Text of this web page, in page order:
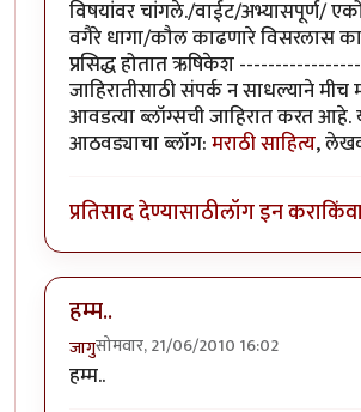
विषयांवर चांगले./वाईट/अभ्यासपूर्ण/
वगैरे धागा/कौल काढणारे विसरलास
प्रसिद्ध होतात ऋषिकेश
जाहिरातीसाठी संपर्क न साधल्याने मीच
आवडत्या ब्लॉग्सची जाहिरात करत आहे.
आठवड्याचा ब्लॉग:मराठी साहित्य,
प्रतिसाद देण्यासाठीलॉग इन करा
हम्म..
जागुसोमवार, 21/06/2010 16:02
हम्म..